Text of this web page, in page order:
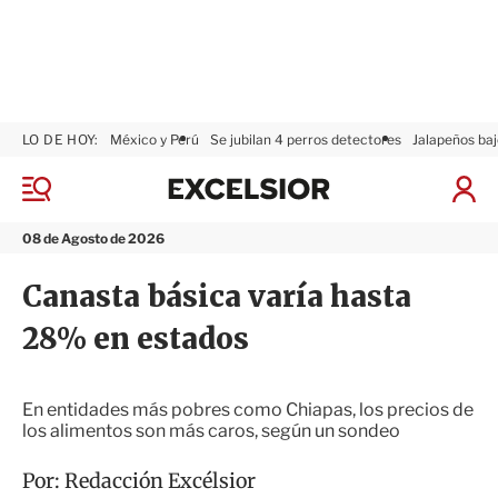
M
n
08 de Agosto de 2026
LO DE HOY: México y Perú Se jubilan 4 perros detectores Jalapeños
I
i
x
s
i
Canasta básica varía hasta
28% en estados
En entidades más pobres como Chiapas, los precios de
los alimentos son más caros, según un sondeo
Por: Redacción Excélsior